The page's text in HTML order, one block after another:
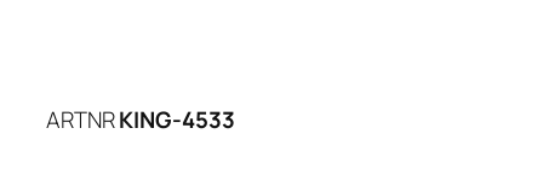
ARTNRKING-4533